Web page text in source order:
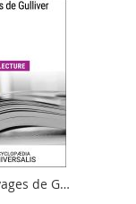
Les Voyages de Gulliver de Jonathan Swift